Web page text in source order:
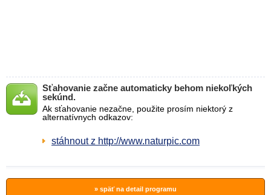
Sťahovanie začne automaticky behom niekoľkých
sekúnd.
Ak sťahovanie nezačne, použite prosím niektorý z
alternatívnych odkazov:
stáhnout z http://www.naturpic.com
» späť na detail programu